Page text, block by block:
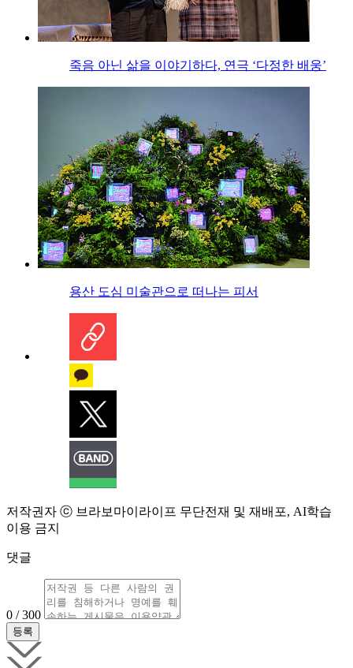
죽음 아닌 삶을 이야기하다, 연극 ‘다정한 배웅’
용산 도심 미술관으로 떠나는 피서
저작권자 ⓒ 브라보마이라이프 무단전재 및 재배포, AI학습
이용 금지
댓글
0 / 300